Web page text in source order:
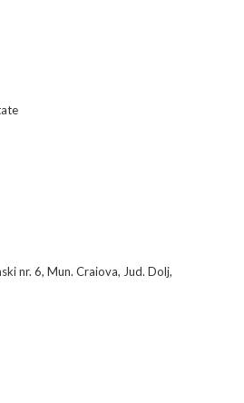
nr. 6, Mun. Craiova, Jud. Dolj,